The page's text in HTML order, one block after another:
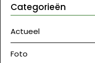
Categorieën
Actueel
Foto